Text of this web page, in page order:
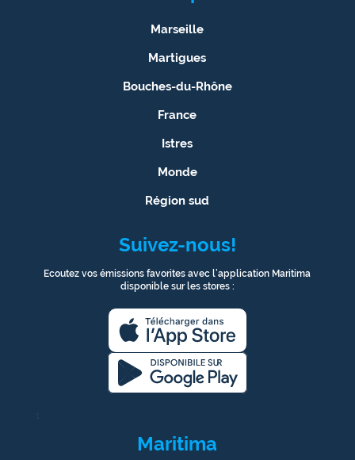
Marseille
Martigues
Bouches-du-Rhône
France
Istres
Monde
Région sud
Suivez-nous!
Ecoutez vos émissions favorites avec l’application Maritima
disponible sur les stores :
1
Maritima